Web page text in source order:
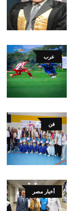
عرب
فن
أخبار مصر